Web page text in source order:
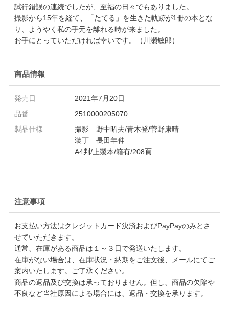
試行錯誤の連続でしたが、至福の日々でもありました。
撮影から15年を経て、「たてる」を生きた軌跡が1冊の本とな
り、ようやく私の手元を離れる時が来ました。
お手にとっていただければ幸いです。（川瀬敏郎）
商品情報
発売日
2021年7月20日
品番
2510000205070
製品仕様
撮影 野中昭夫/青木登/菅野康晴
装丁 長田年伸
A4判/上製本/箱有/208頁
注意事項
お支払い方法はクレジットカード決済およびPayPayのみとさ
せていただきます。
通常、在庫がある商品は１～３日で発送いたします。
在庫がない場合は、在庫状況・納期をご注文後、メールにてご
案内いたします。ご了承ください。
商品の返品及び交換は承っておりません。但し、商品の欠陥や
不良など当社原因による場合には、返品・交換を承ります。